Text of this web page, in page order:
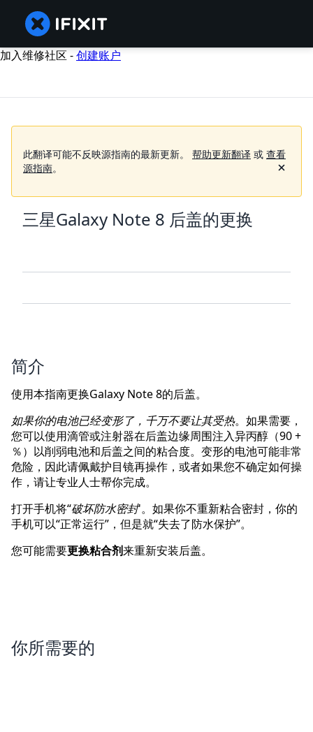
加入维修社区 -创建账户
此翻译可能不反映源指南的最新更新。 帮助更新翻译 或 查看
源指南。
三星Galaxy Note 8 后盖的更换
简介
使用本指南更换Galaxy Note 8的后盖。
如果你的电池已经变形了，千万不要让其受热。如果需要，
您可以使用滴管或注射器在后盖边缘周围注入异丙醇（90 +
％）以削弱电池和后盖之间的粘合度。变形的电池可能非常
危险，因此请佩戴护目镜再操作，或者如果您不确定如何操
作，请让专业人士帮你完成。
打开手机将“破坏防水密封'。如果你不重新粘合密封，你的
手机可以“正常运行”，但是就“失去了防水保护”。
您可能需要更换粘合剂来重新安装后盖。
你所需要的